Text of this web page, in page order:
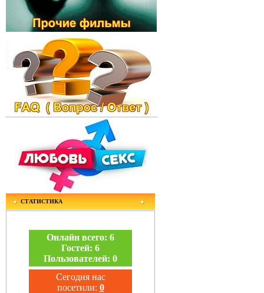
СТАТИСТИКА
Онлайн всего: 6
Гостей: 6
Пользователей: 0
Сегодня нас
посетили: 0